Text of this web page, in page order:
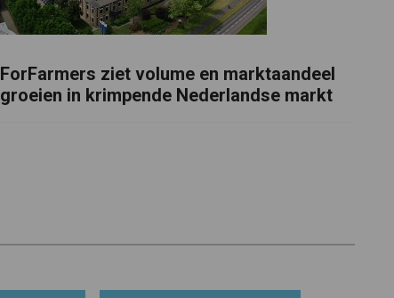
ForFarmers ziet volume en marktaandeel
groeien in krimpende Nederlandse markt